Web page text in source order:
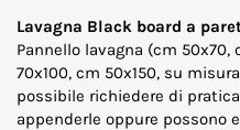
Lavagna Black board a
Pannello lavagna (cm 50x70,
70x100, cm 50x150, su
possibile richiedere di
appenderle oppure possono